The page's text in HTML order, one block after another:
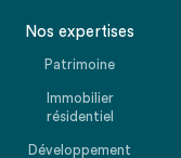
Nos expertises
Patrimoine
Immobilier
résidentiel
Développement